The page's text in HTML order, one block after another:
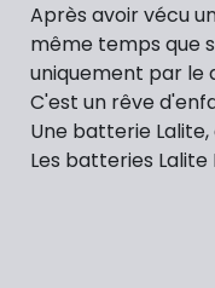
Après avoir vécu
même temps que
uniquement par le
C'est un rêve
Une batterie
Les batteries